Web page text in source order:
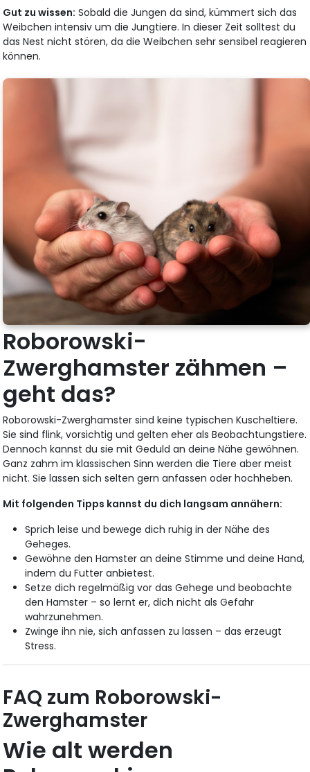
Gut zu wissen: Sobald die Jungen da sind, kümmert sich das
Weibchen intensiv um die Jungtiere. In dieser Zeit solltest du
das Nest nicht stören, da die Weibchen sehr sensibel reagieren
können.
Roborowski-
Zwerghamster zähmen –
geht das?
Roborowski-Zwerghamster sind keine typischen Kuscheltiere.
Sie sind flink, vorsichtig und gelten eher als Beobachtungstiere.
Dennoch kannst du sie mit Geduld an deine Nähe gewöhnen.
Ganz zahm im klassischen Sinn werden die Tiere aber meist
nicht. Sie lassen sich selten gern anfassen oder hochheben.
Mit folgenden Tipps kannst du dich langsam annähern:
Sprich leise und bewege dich ruhig in der Nähe des
Geheges.
Gewöhne den Hamster an deine Stimme und deine Hand,
indem du Futter anbietest.
Setze dich regelmäßig vor das Gehege und beobachte
den Hamster – so lernt er, dich nicht als Gefahr
wahrzunehmen.
Zwinge ihn nie, sich anfassen zu lassen – das erzeugt
Stress.
FAQ zum Roborowski-
Zwerghamster
Wie alt werden